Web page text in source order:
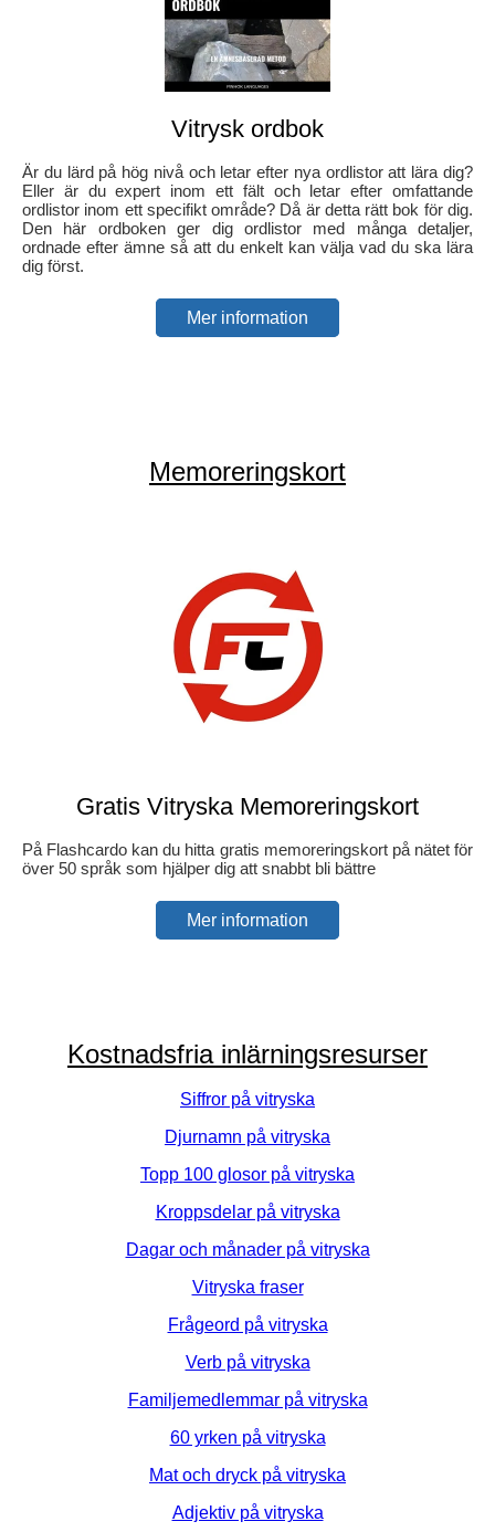
Vitrysk ordbok
Är du lärd på hög nivå och letar efter nya ordlistor att lära dig?
Eller är du expert inom ett fält och letar efter omfattande
ordlistor inom ett specifikt område? Då är detta rätt bok för dig.
Den här ordboken ger dig ordlistor med många detaljer,
ordnade efter ämne så att du enkelt kan välja vad du ska lära
dig först.
Mer information
Memoreringskort
Gratis Vitryska Memoreringskort
På Flashcardo kan du hitta gratis memoreringskort på nätet för
över 50 språk som hjälper dig att snabbt bli bättre
Mer information
Kostnadsfria inlärningsresurser
Siffror på vitryska
Djurnamn på vitryska
Topp 100 glosor på vitryska
Kroppsdelar på vitryska
Dagar och månader på vitryska
Vitryska fraser
Frågeord på vitryska
Verb på vitryska
Familjemedlemmar på vitryska
60 yrken på vitryska
Mat och dryck på vitryska
Adjektiv på vitryska